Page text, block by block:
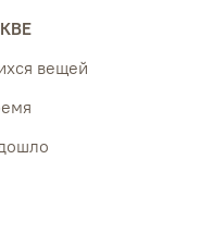
вещей